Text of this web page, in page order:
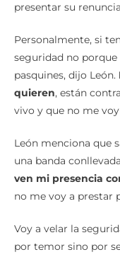
presentar su
Personalmente, si
seguridad no
pasquines, dijo León.
quieren, están
vivo y que no me
León menciona que
una banda
ven mi presencia
no me voy a prestar
Voy a velar la
por temor sino por